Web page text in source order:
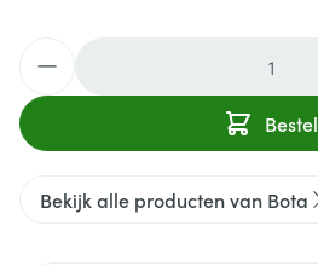
Bestel
Bekijk alle producten van Bota